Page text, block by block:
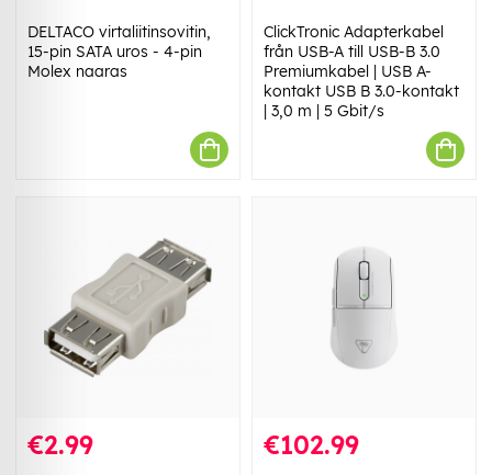
DELTACO virtaliitinsovitin,
15-pin SATA uros - 4-pin
Molex naaras
ClickTronic Adapterkabel
från USB-A till USB-B 3.0
Premiumkabel | USB A-
kontakt USB B 3.0-kontakt
| 3,0 m | 5 Gbit/s
€2.99 €102.99